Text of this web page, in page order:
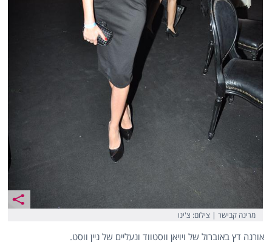
מרינה קבישר | צילום: צ'ינו
אורנה דץ באוברול של ויויאן ווסטווד ונעליים של ניין ווסט.